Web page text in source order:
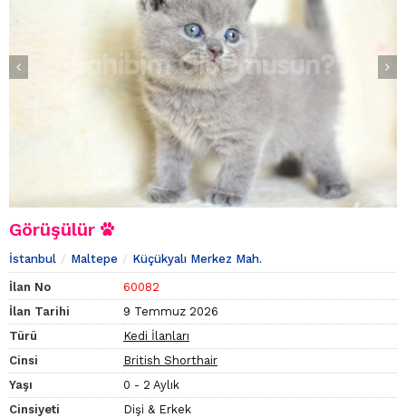
Görüşülür
İstanbul Maltepe Küçükyalı Merkez Mah.
İlan No
60082
İlan Tarihi
9 Temmuz 2026
Türü
Kedi İlanları
Cinsi
British Shorthair
Yaşı
0 - 2 Aylık
Cinsiyeti
Dişi & Erkek